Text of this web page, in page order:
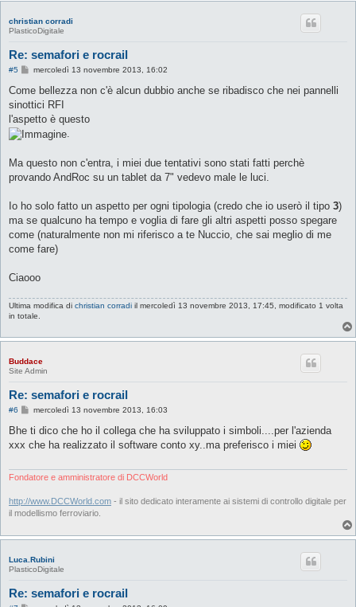
christian corradi
PlasticoDigitale
Re: semafori e rocrail
#5
M
s
a
g
i
mercoledì 13 novembre 2013, 16:02
Come bellezza non c'è alcun dubbio anche se ribadisco che nei pannelli
sinottici RFI
l'aspetto è questo
.
Ma questo non c'entra, i miei due tentativi sono stati fatti perchè
provando AndRoc su un tablet da 7" vedevo male le luci.
Io ho solo fatto un aspetto per ogni tipologia (credo che io userò il tipo 3)
ma se qualcuno ha tempo e voglia di fare gli altri aspetti posso spegare
come (naturalmente non mi riferisco a te Nuccio, che sai meglio di me
come fare)
Ciaooo
Ultima modifica di christian corradi il mercoledì 13 novembre 2013, 17:45, modificato 1 volta
in totale.
Buddace
Site Admin
Re: semafori e rocrail
#6
M
s
a
i
mercoledì 13 novembre 2013, 16:03
Bhe ti dico che ho il collega che ha sviluppato i simboli....per l'azienda
xxx che ha realizzato il software conto xy..ma preferisco i miei
Fondatore e amministratore di DCCWorld
http://www.DCCWorld.com - il sito dedicato interamente ai sistemi di controllo digitale per
il modellismo ferroviario.
Luca.Rubini
PlasticoDigitale
Re: semafori e rocrail